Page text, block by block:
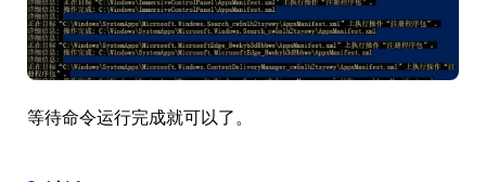
等待命令运行完成就可以了。